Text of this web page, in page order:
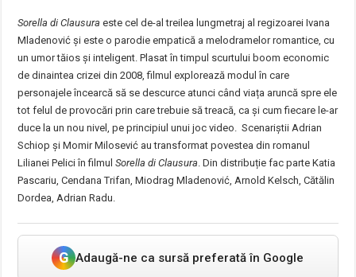
Sorella di Clausura este cel de-al treilea lungmetraj al regizoarei Ivana
Mladenović și este o parodie empatică a melodramelor romantice, cu
un umor tăios și inteligent. Plasat în timpul scurtului boom economic
de dinaintea crizei din 2008, filmul explorează modul în care
personajele încearcă să se descurce atunci când viața aruncă spre ele
tot felul de provocări prin care trebuie să treacă, ca și cum fiecare le-ar
duce la un nou nivel, pe principiul unui joc video. Scenariștii Adrian
Schiop și Momir Milosević au transformat povestea din romanul
Lilianei Pelici în filmulSorella di Clausura . Din distribuție fac parte Katia
Pascariu, Cendana Trifan, Miodrag Mladenović, Arnold Kelsch, Cătălin
Dordea, Adrian Radu.
G Adaugă-ne ca sursă preferată în Google